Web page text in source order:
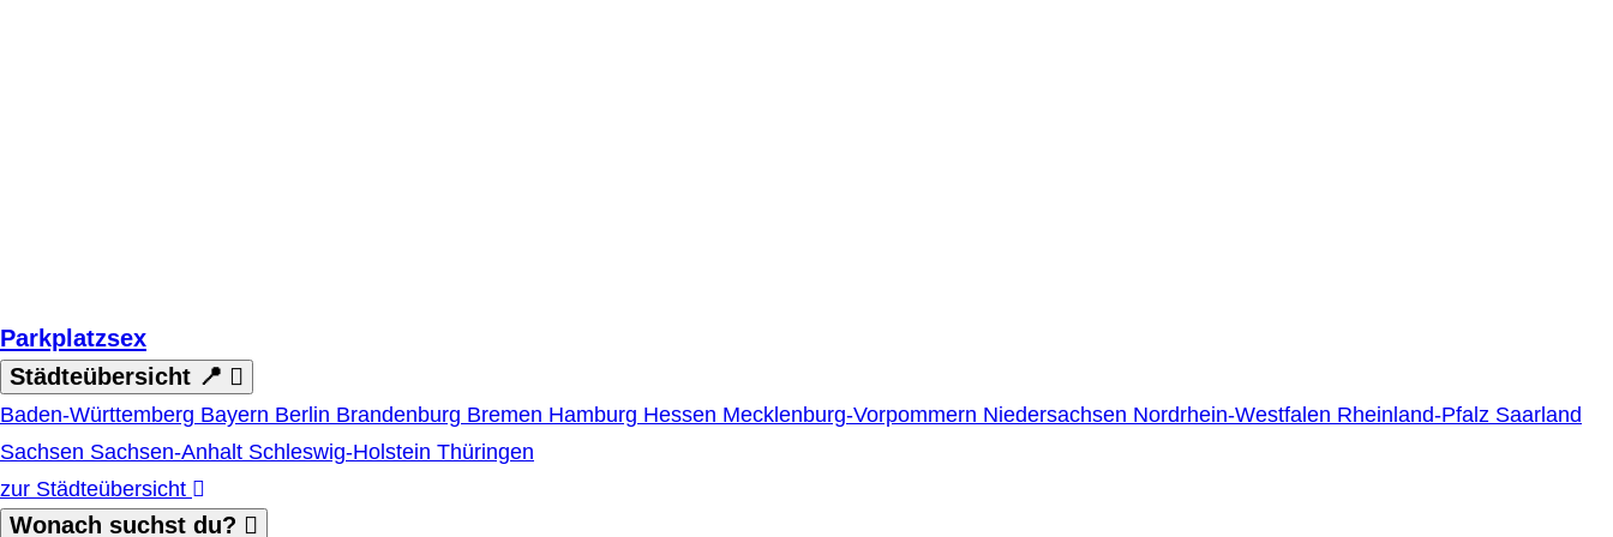
Parkplatzsex
Städteübersicht 📍
Baden-Württemberg Bayern Berlin Brandenburg Bremen Hamburg Hessen Mecklenburg-Vorpommern Niedersachsen Nordrhein-Westfalen Rheinland-Pfalz Saarland
Sachsen Sachsen-Anhalt Schleswig-Holstein Thüringen
zur Städteübersicht
Wonach suchst du?